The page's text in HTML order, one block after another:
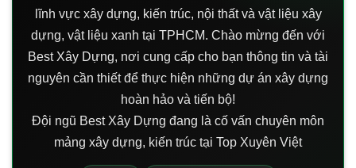
lĩnh vực xây dựng, kiến trúc, nội thất và vật liệu xây
dựng, vật liệu xanh tại TPHCM. Chào mừng đến với
Best Xây Dựng, nơi cung cấp cho bạn thông tin và tài
nguyên cần thiết để thực hiện những dự án xây dựng
hoàn hảo và tiến bộ!
Đội ngũ Best Xây Dựng đang là cố vấn chuyên môn
mảng xây dựng, kiến trúc tại Top Xuyên Việt